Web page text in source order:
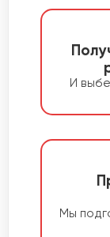
И
Мы